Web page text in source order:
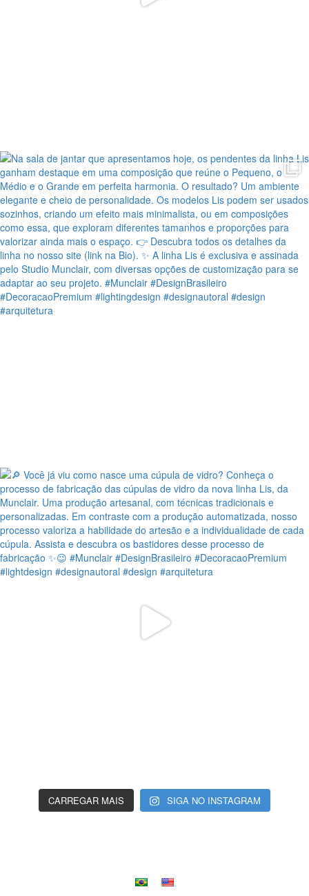
CARREGAR MAIS SIGA NO INSTAGRAM